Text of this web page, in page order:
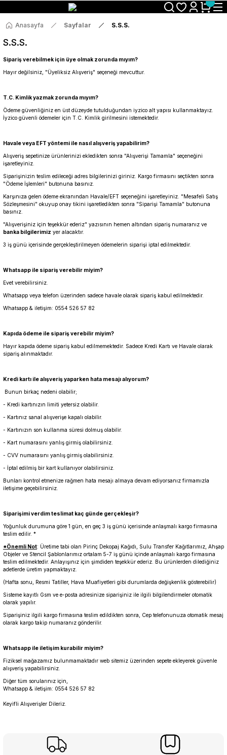
Size Özel "HG10" Koduyla Sepette Hemen %10 İndirimi Kaçırma
Anasayfa Sayfalar S.S.S.
S.S.S.
Sipariş verebilmek için üye olmak zorunda mıyım?
Hayır değilsiniz, "Üyeliksiz Alışveriş" seçeneği mevcuttur.
T.C. Kimlik yazmak zorunda mıyım?
Ödeme güvenliğiniz en üst düzeyde tutulduğundan iyzico alt yapısı kullanmaktayız.
İyzico güvenli ödemeler için T.C. Kimlik girilmesini istemektedir.
Havale veya EFT yöntemi ile nasıl alışveriş yapabilirim?
Alışveriş sepetinize ürünlerinizi ekledikten sonra "Alışverişi Tamamla" seçeneğini
işaretleyiniz.
Siparişinizin teslim edileceği adres bilgilerinizi giriniz. Kargo firmasını seçtikten sonra
"Ödeme İşlemleri" butonuna basınız.
Karşınıza gelen ödeme ekranından Havale/EFT seçeneğini işaretleyiniz. "Mesafeli Satış
Sözleşmesini" okuyup onay tikini işaretledikten sonra "Siparişi Tamamla" butonuna
basınız.
"Alışverişiniz için teşekkür ederiz" yazısının hemen altından sipariş numaranız ve
banka bilgilerimiz yer alacaktır.
3 iş günü içerisinde gerçekleştirilmeyen ödemelerin siparişi iptal edilmektedir.
Whatsapp ile sipariş verebilir miyim?
Evet verebilirsiniz.
Whatsapp veya telefon üzerinden sadece havale olarak sipariş kabul edilmektedir.
Whatsapp & iletişim: 0554 526 57 82
Kapıda ödeme ile sipariş verebilir miyim?
Hayır kapıda ödeme sipariş kabul edilmemektedir. Sadece Kredi Kartı ve Havale olarak
sipariş alınmaktadır.
Kredi kartı ile alışveriş yaparken hata mesajı alıyorum?
Bunun birkaç nedeni olabilir;
- Kredi kartınızın limiti yetersiz olabilir.
- Kartınız sanal alışverişe kapalı olabilir.
- Kartınızın son kullanma süresi dolmuş olabilir.
- Kart numarasını yanlış girmiş olabilirsiniz.
- CVV numarasını yanlış girmiş olabilirsiniz.
- İptal edilmiş bir kart kullanıyor olabilirsiniz.
Bunları kontrol etmenize rağmen hata mesajı almaya devam ediyorsanız firmamızla
iletişime geçebilirsiniz.
Siparişimi verdim teslimat kaç günde gerçekleşir?
Yoğunluk durumuna göre 1 gün, en geç 3 iş günü içerisinde anlaşmalı kargo firmasına
teslim edilir. *
*Önemli Not: Üretime tabi olan Pirinç Dekopaj Kağıdı, Sulu Transfer Kağıtlarımız, Ahşap
Objeler ve Stencil Şablonlarımız ortalam 5-7 iş günü içinde anlaşmalı kargo firmasına
teslim edilmektedir. Anlayışınız için şimdiden teşekkür ederiz. Bu ürünlerden dilediğiniz
adetlerde üretim yapmaktayız.
(Hafta sonu, Resmi Tatiller, Hava Muafiyetleri gibi durumlarda değişkenlik gösterebilir)
Sisteme kayıtlı Gsm ve e-posta adresinize siparişiniz ile ilgili bilgilendirmeler otomatik
olarak yapılır.
Siparişiniz ilgili kargo firmasına teslim edildikten sonra, Cep telefonunuza otomatik mesaj
olarak kargo takip numaranız gönderilir.
Whatsapp ile iletişim kurabilir miyim?
Fiziksel mağazamız bulunmamaktadır web sitemiz üzerinden sepete ekleyerek güvenle
alışveriş yapabilirsiniz.
Diğer tüm sorularınız için,
Whatsapp & iletişim: 0554 526 57 82
Keyifli Alışverişler Dileriz.